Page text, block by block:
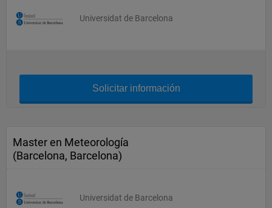
Universidat de Barcelona
Solicitar información
Master en Meteorología
(Barcelona, Barcelona)
Universidat de Barcelona